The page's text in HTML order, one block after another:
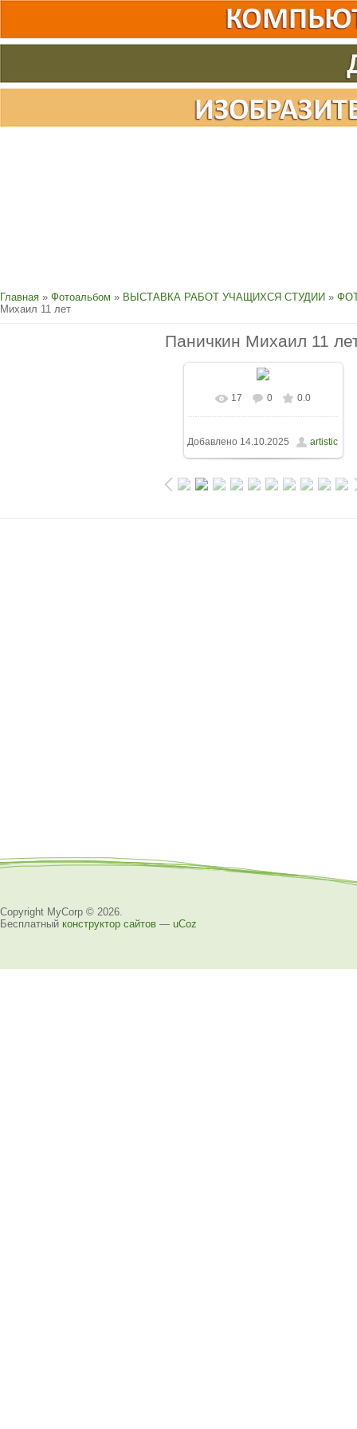
Главная » Фотоальбом » ВЫСТАВКА РАБОТ УЧАЩИХСЯ СТУДИИ »
Михаил 11 лет
Паничкин Михаил 11
17 0 0.0
Добавлено 14.10.2025 artistic
Copyright MyCorp © 2026
Бесплатный конструктор сайтов — uCoz